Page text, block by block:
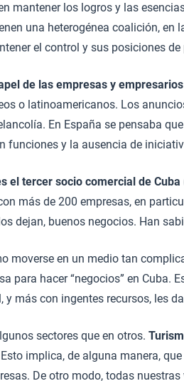
mantener los logros y las
una heterogénea coalición,
el control y sus posiciones
de las empresas y
o latinoamericanos. Los
En España se pensaba
funciones y la ausencia de
el tercer socio comercial de Cuba
más de 200 empresas, en
dejan, buenos negocios. Han
moverse en un medio tan
para hacer “negocios” en Cuba.
y más con ingentes recursos, les
sectores que en otros.
implica, de alguna manera,
De otro modo, todas